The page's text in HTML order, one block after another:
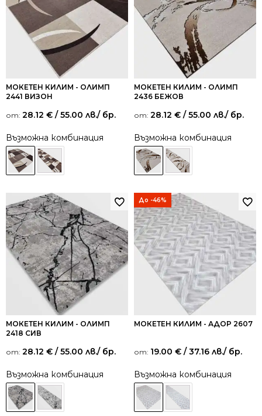
МОКЕТЕН КИЛИМ - ОЛИМП
2441 ВИЗОН
от: 28.12 € / 55.00 лв./ бр.
Възможна комбинация
МОКЕТЕН КИЛИМ - ОЛИМП
2436 БЕЖОВ
от: 28.12 € / 55.00 лв./ бр.
Възможна комбинация
МОКЕТЕН КИЛИМ - ОЛИМП
2418 СИВ
от: 28.12 € / 55.00 лв./ бр.
Възможна комбинация
До -46%
МОКЕТЕН КИЛИМ - АДОР 2607
от: 19.00 € / 37.16 лв./ бр.
Възможна комбинация